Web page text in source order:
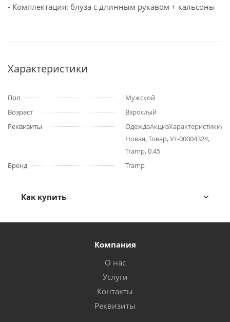
- Комплектация: блуза с длинным рукавом + кальсоны
Характеристики
Пол
Мужской
Возраст
Взрослый
Реквизиты
ОдеждаАкцизХарактеристики/
Новая, Товар, Ут-00004324,
Tramp, 0.45
Бренд
Tramp
Как купить
Компания
О нас
Услуги
Контакты
Реквизиты